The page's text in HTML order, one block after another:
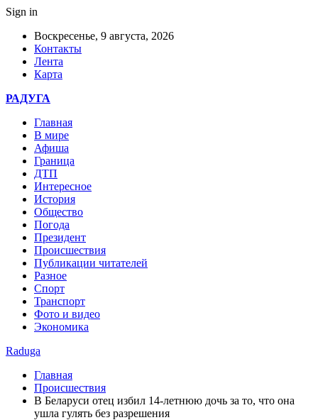
Sign in
Воскресенье, 9 августа, 2026
Контакты
Лента
Карта
РАДУГА
Главная
В мире
Афиша
Граница
ДТП
Интересное
История
Общество
Погода
Президент
Происшествия
Публикации читателей
Разное
Спорт
Транспорт
Фото и видео
Экономика
Raduga
Главная
Происшествия
В Беларуси отец избил 14-летнюю дочь за то, что она
ушла гулять без разрешения